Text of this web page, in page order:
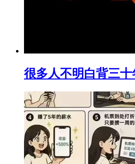
很多人不明白背三